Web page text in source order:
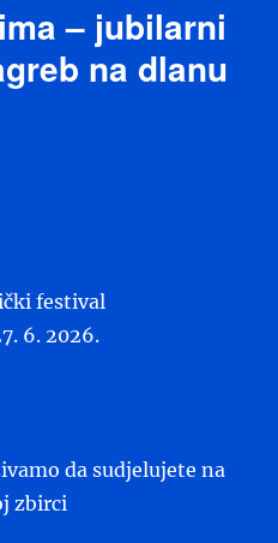
– jubilarni
na dlanu
festival
6. 2026.
da sudjelujete na
zbirci